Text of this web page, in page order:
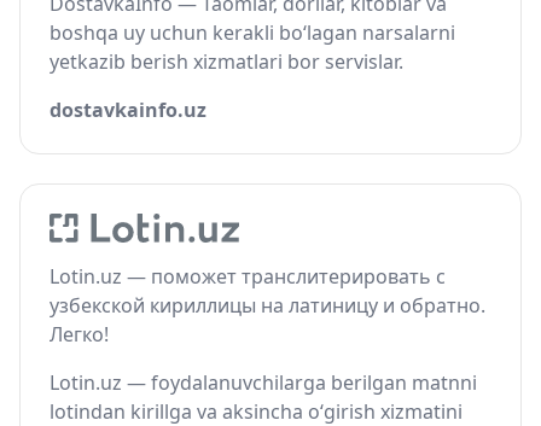
boshqa uy uchun kerakli bo‘lagan narsalarni
yetkazib berish xizmatlari bor servislar.
dostavkainfo.uz
Lotin.uz — поможет транслитерировать с
узбекской кириллицы на латиницу и обратно.
Легко!
Lotin.uz — foydalanuvchilarga berilgan matnni
lotindan kirillga va aksincha o‘girish xizmatini